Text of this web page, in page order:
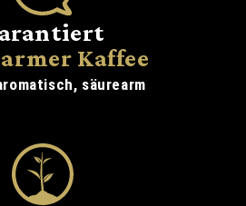
Kaffee
säurearm